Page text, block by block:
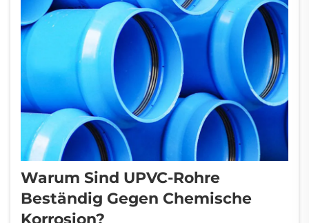
Warum Sind UPVC-Rohre
Beständig Gegen Chemische
Korrosion?